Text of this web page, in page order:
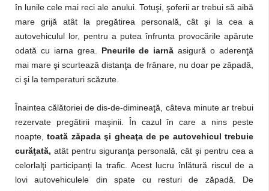
în lunile cele mai reci ale anului. Totuşi, şoferii ar trebui să aibă
mare grijă atât la pregătirea personală, cât şi la cea a
autovehiculul lor, pentru a putea înfrunta provocările apărute
odată cu iarna grea. Pneurile de iarnă asigură o aderenţă
mai mare şi scurtează distanţa de frânare, nu doar pe zăpadă,
ci şi la temperaturi scăzute.
Înaintea călătoriei de dis-de-dimineaţă, câteva minute ar trebui
rezervate pregătirii maşinii. În cazul în care a nins peste
noapte,toată zăpada şi gheaţa de pe autovehicul trebuie
curăţată, atât pentru siguranţa personală, cât şi pentru cea a
celorlalţi participanţi la trafic. Acest lucru înlătură riscul de a
lovi autovehiculele din spate cu resturi de zăpadă. De